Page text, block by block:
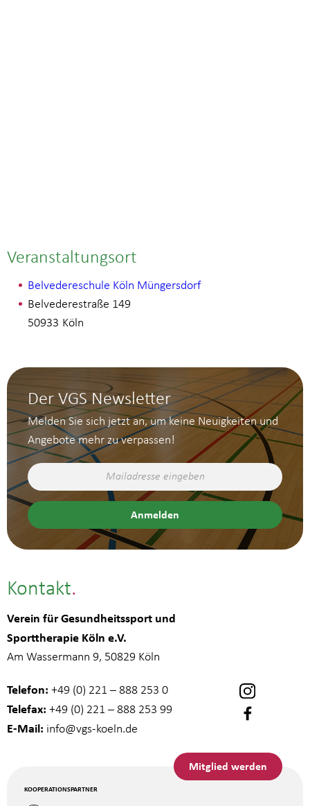
Veranstaltungsort
Belvedereschule Köln Müngersdorf
Belvederestraße 149
Köln
50933
Der VGS Newsletter
Melden Sie sich jetzt an, um keine Neuigkeiten und
Angebote mehr zu verpassen!
Kontakt
Verein für Gesundheitssport und
Sporttherapie Köln e.V.
Am Wassermann 9, 50829 Köln
Telefon: +49 (0) 221 – 888 253 0
Telefax: +49 (0) 221 – 888 253 99
E-Mail: info@vgs-koeln.de
Mitglied werden
KOOPERATIONSPARTNER